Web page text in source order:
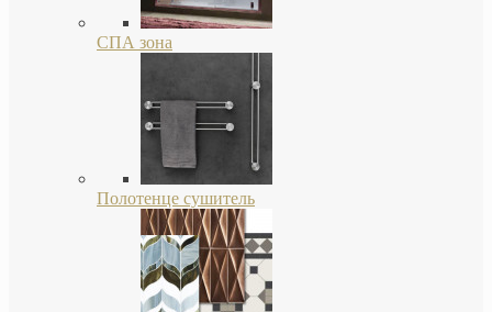
СПА зона
Полотенце сушитель